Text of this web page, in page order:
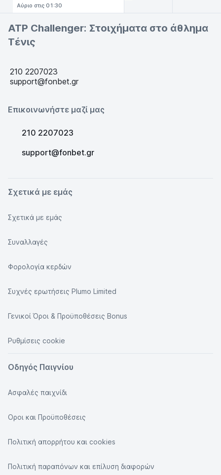
Αύριο στις 01:30
ATP Challenger: Στοιχήματα στο άθλημα
Τένις
210 2207023
support@fonbet.gr
Επικοινωνήστε μαζί μας
210 2207023
support@fonbet.gr
Σχετικά με εμάς
Σχετικά με εμάς
Συναλλαγές
Φορολογία κερδών
Συχνές ερωτήσεις Plumo Limited
Γενικοί Όροι & Προϋποθέσεις Bonus
Ρυθμίσεις cookie
Οδηγός Παιγνίου
Ασφαλές παιχνίδι
Οροι και Προϋποθέσεις
Πολιτική απορρήτου και cookies
Πολιτική παραπόνων και επίλυση διαφορών